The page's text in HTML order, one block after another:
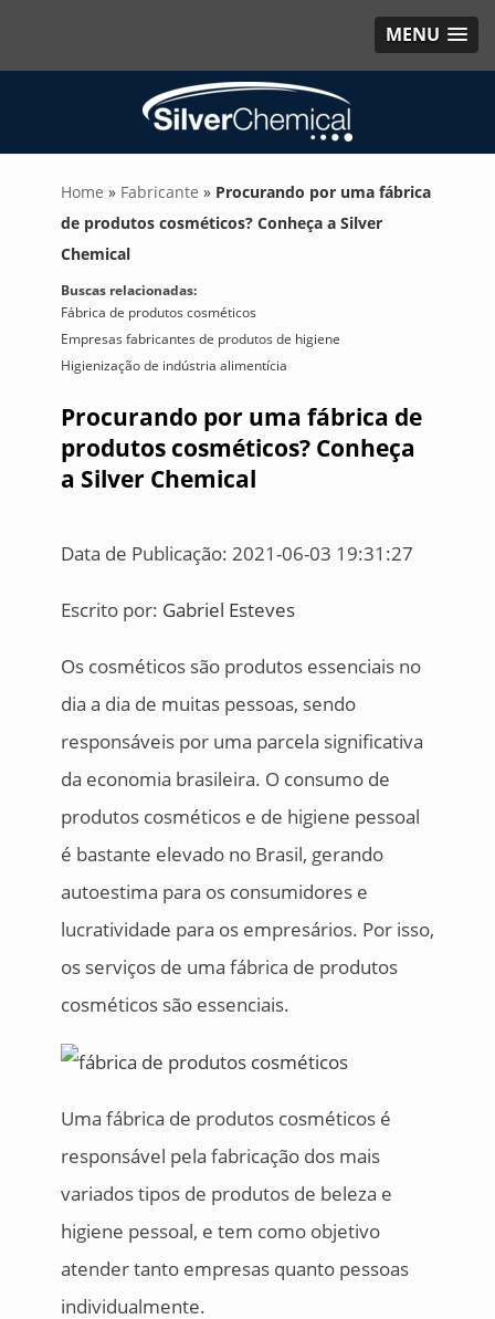
MENU
Home » Fabricante » Procurando por uma fábrica
de produtos cosméticos? Conheça a Silver
Chemical
Buscas relacionadas:
Fábrica de produtos cosméticos
Empresas fabricantes de produtos de higiene
Higienização de indústria alimentícia
Procurando por uma fábrica de
produtos cosméticos? Conheça
a Silver Chemical
Data de Publicação: 2021-06-03 19:31:27
Escrito por: Gabriel Esteves
Os cosméticos são produtos essenciais no
dia a dia de muitas pessoas, sendo
responsáveis por uma parcela significativa
da economia brasileira. O consumo de
produtos cosméticos e de higiene pessoal
é bastante elevado no Brasil, gerando
autoestima para os consumidores e
lucratividade para os empresários. Por isso,
os serviços de uma fábrica de produtos
cosméticos são essenciais.
Uma fábrica de produtos cosméticos é
responsável pela fabricação dos mais
variados tipos de produtos de beleza e
higiene pessoal, e tem como objetivo
atender tanto empresas quanto pessoas
individualmente.